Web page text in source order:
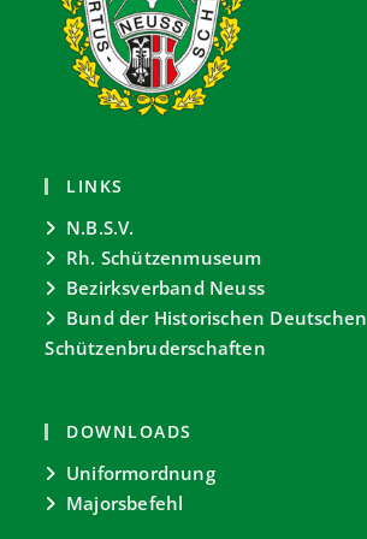
LINKS
N.B.S.V.
Rh. Schützenmuseum
Bezirksverband Neuss
Bund der Historischen Deutschen
Schützenbruderschaften
DOWNLOADS
Uniformordnung
Majorsbefehl